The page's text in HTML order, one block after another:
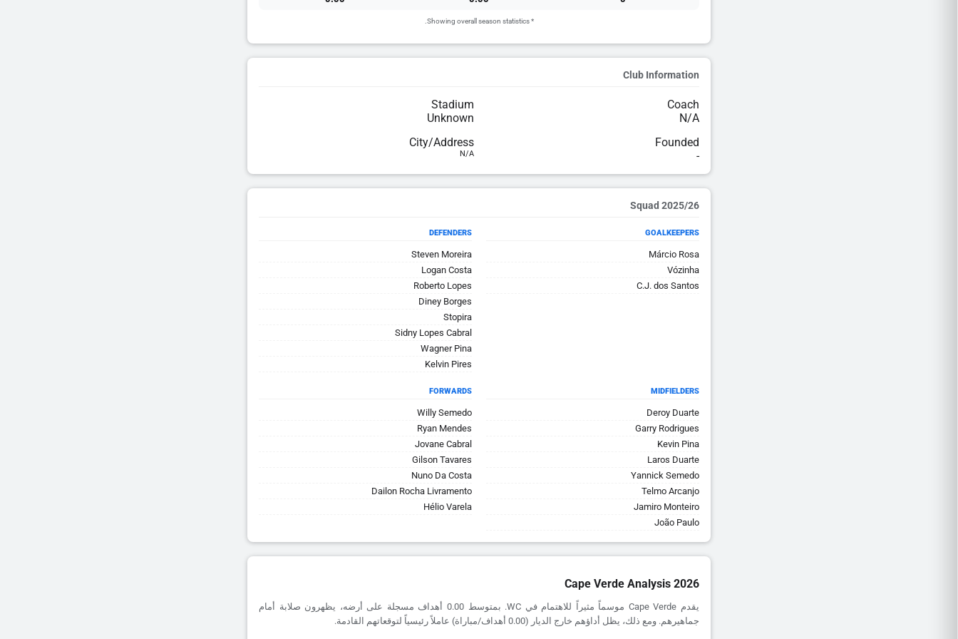
* Showing overall season statistics.
Club Information
Coach
N/A
Stadium
Unknown
Founded
-
City/Address
N/A
2025/26 Squad
GOALKEEPERS
Márcio Rosa
Vózinha
C.J. dos Santos
DEFENDERS
Steven Moreira
Logan Costa
Roberto Lopes
Diney Borges
Stopira
Sidny Lopes Cabral
Wagner Pina
Kelvin Pires
MIDFIELDERS
Deroy Duarte
Garry Rodrigues
Kevin Pina
Laros Duarte
Yannick Semedo
Telmo Arcanjo
Jamiro Monteiro
João Paulo
FORWARDS
Willy Semedo
Ryan Mendes
Jovane Cabral
Gilson Tavares
Nuno Da Costa
Dailon Rocha Livramento
Hélio Varela
Cape Verde Analysis 2026
يقدم Cape Verde موسماً مثيراً للاهتمام في WC. بمتوسط 0.00 أهداف مسجلة على أرضه، يظهرون صلابة أمام
جماهيرهم. ومع ذلك، يظل أداؤهم خارج الديار (0.00 أهداف/مباراة) عاملاً رئيسياً لتوقعاتهم القادمة.